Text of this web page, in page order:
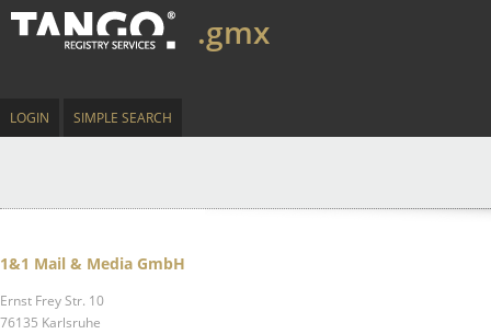
.gmx
LOGIN SIMPLE SEARCH
1&1 Mail & Media GmbH
Ernst Frey Str. 10
76135 Karlsruhe